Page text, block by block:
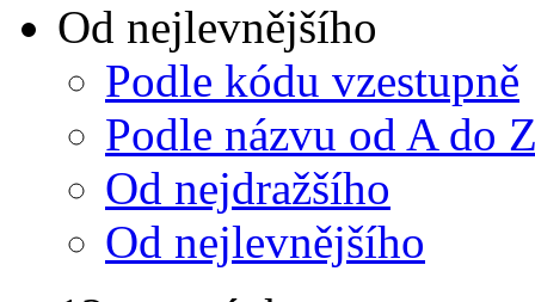
Od nejlevnějšího
Podle kódu vzestupně
Podle názvu od A do
Od nejdražšího
Od nejlevnějšího